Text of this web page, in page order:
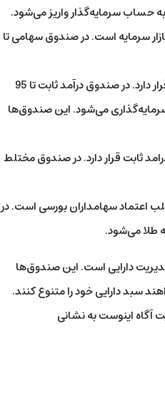
سرمایه است. در صندوق سهامی تا
این صندوق در مقابل صندوق سهامی قرار دارد. در صندوق درآمد ثابت تا 95
سرمایه‌گذاری می‌شود. این صندوق‌ها
ثابت قرار دارد. در صندوق مختلط
اعتماد سهامداران بورسی است. در
دارایی است. این صندوق‌ها
سبد دارایی خود را متنوع کنند.
آگاه اینوست به نشانی